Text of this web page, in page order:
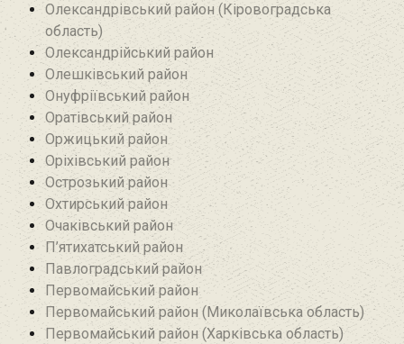
Олександрівський район (Кіровоградська
область)
Олександрійський район
Олешківський район
Онуфріївський район‎
Оратівський район
Оржицький район
Оріхівський район
Острозький район
Охтирський район
Очаківський район
П’ятихатський район
Павлоградський район
Первомайський район
Первомайський район (Миколаївська область)
Первомайський район (Харківська область)